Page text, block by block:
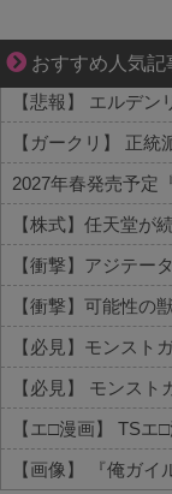
おすすめ人気記
恋は疑惑に染まり
【株式】任天堂
【衝撃】アジテー
【衝撃】可能性の